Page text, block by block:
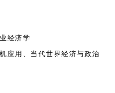
经济学
应用、当代世界经济与政治